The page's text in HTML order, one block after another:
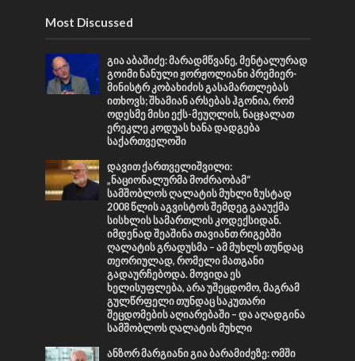
Most Discussed
გია აბაშიძე: მარადმწვანე, მენტალურად
გოიმი ნანული ჟორჟოლიანი პრემიერ-
მინისტრ კობახიძის გასამართლებას
ითხოვს; შხამიან არსებას ჰგონია, რომ
ოდესმე მისი ექს-მეუღლის, ნაცჯალათ
ერეკლე კოდუას ხანა დადგება
საქართველოში
დავით ქართველიშვილი:
„ნაციონალურმა მოძრაობამ“
სამშობლოს ღალატის მუხლი ზუსტად
2008 წლის აგვისტოს შემდეგ გააუქმა
სისხლის სამართლის კოდექსიდან.
იმდენად შეაშინა თავიანთ რიგებში
ღალატის გრადუსმა – ამ მუხლს თუნდაც
თეორიულად, რომელი მათგანი
გადაურჩებოდა. მოვიდა ეს
ხელისუფლება, არა უშეცდომო, მაგრამ
გულწრფელი თუნდაც საკუთარი
შეცდომების აღიარებაში – და აღადგინა
სამშობლოს ღალატის მუხლი
ანზორ მარგიანი გია ბარამიძეზე: ომში